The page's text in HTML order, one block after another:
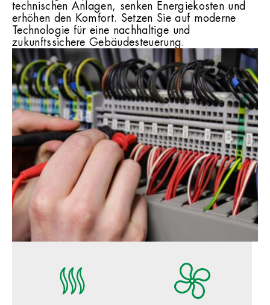
technischen Anlagen, senken Energiekosten und
erhöhen den Komfort. Setzen Sie auf moderne
Technologie für eine nachhaltige und
zukunftssichere Gebäudesteuerung.